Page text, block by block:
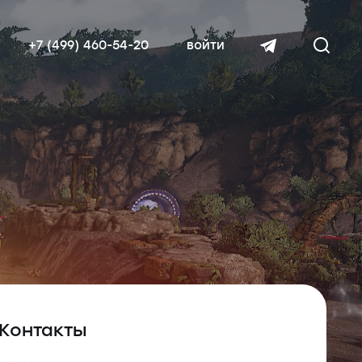
читать далее
+7 (499) 460-54-20 войти
Контакты